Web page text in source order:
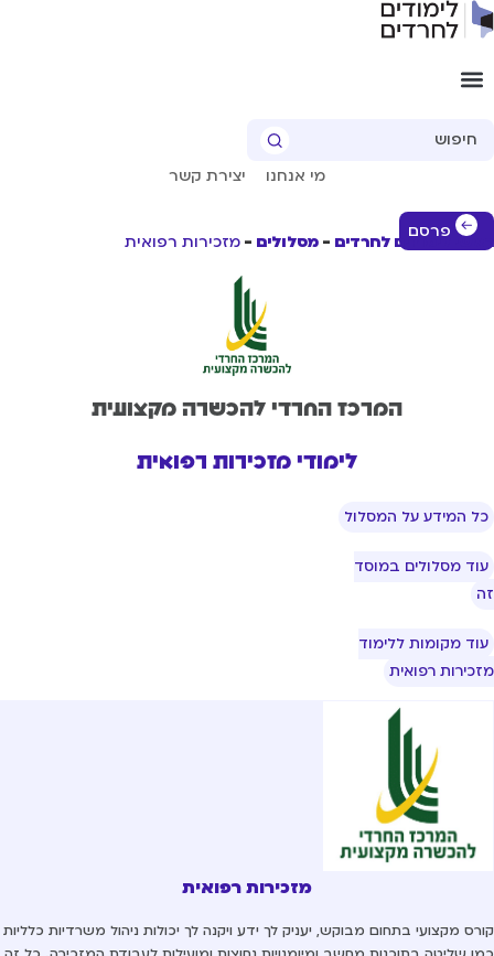
מי אנחנו יצירת קשר
פרסם
לימודים לחרדים מסלולים מזכירות רפואית
המרכז החרדי להכשרה מקצועית
לימודי מזכירות רפואית
המידע על המסלול
מסלולים במוסד
מקומות ללימוד
רפואית
מזכירות רפואית
מקצועי בתחום מבוקש, יעניק לך ידע ויקנה לך יכולות ניהול משרדיות כלליות